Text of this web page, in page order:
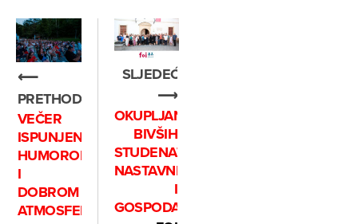
⟵
PRETHODNO
VEČER
ISPUNJENA
HUMOROM
I
DOBROM
ATMOSFEROM
SLJEDEĆE
⟶
OKUPLJANJE
BIVŠIH
STUDENATA,
NASTAVNIKA
I
GOSPODARSTVENIKA